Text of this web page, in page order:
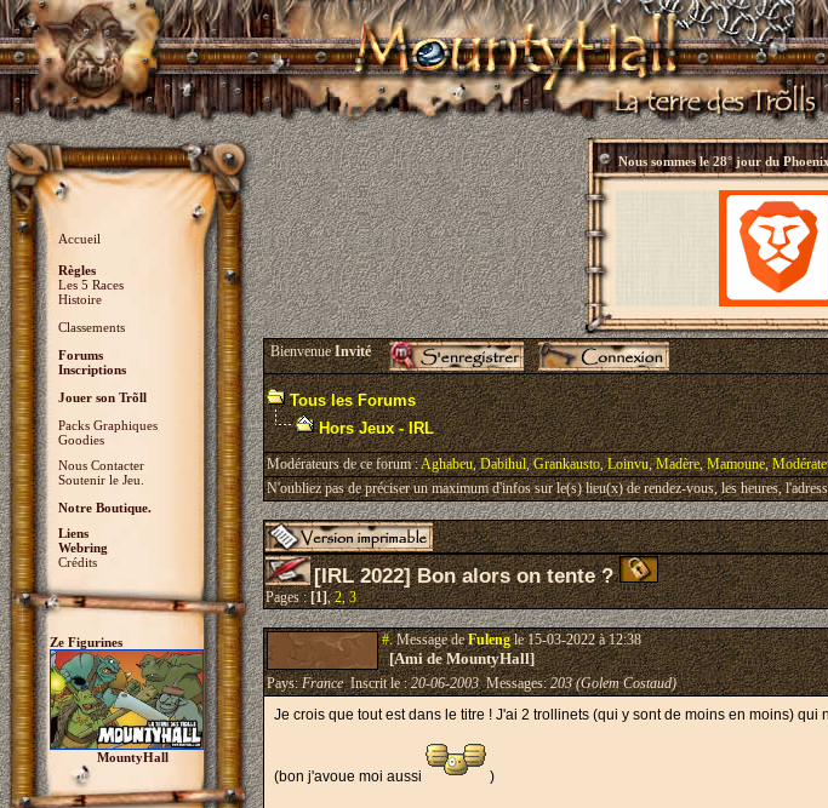
Accueil
Règles
Les 5 Races
Histoire
Classements
Forums
Inscriptions
Jouer son Trõll
Packs Graphiques
Goodies
Nous Contacter
Soutenir le Jeu.
Notre Boutique.
Liens
Webring
Crédits
Ze Figurines
MountyHall
Nous sommes le28° jour du
BienvenueInvité
Tous les Forums
Hors Jeux - IRL
Modérateurs de ce forum :Aghabeu,Dabihul,Grankausto,Loinvu,Madère,Mamoune,
N'oubliez pas de préciser un maximum d'infos sur le(s) lieu(x) de rendez-vous, les heures,
[IRL 2022] Bon alors on tente ?
Pages :[1],2,3
#.Message deFulengle 15-03-2022 à 12:38
[Ami de MountyHall]
Pays:FranceInscrit le :20-06-2003Messages:203 (Golem Costaud)
Je crois que tout est dans le titre ! J'ai 2 trollinets (qui y sont de moins en moins) qui
(bon j'avoue moi aussi )